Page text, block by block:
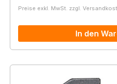
Preise exkl. MwSt. zzgl.
In den